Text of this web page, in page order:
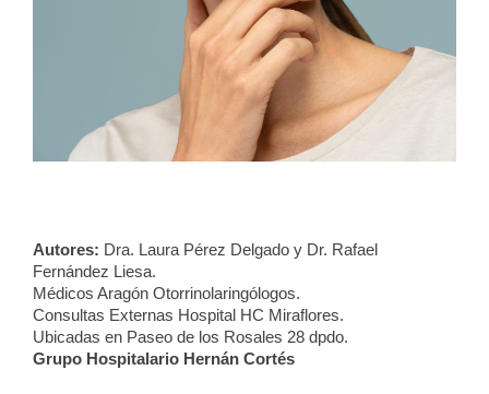
Autores: Dra. Laura Pérez Delgado y Dr. Rafael
Fernández Liesa.
Médicos Aragón Otorrinolaringólogos.
Consultas Externas Hospital HC Miraflores.
Ubicadas en Paseo de los Rosales 28 dpdo.
Grupo Hospitalario Hernán Cortés